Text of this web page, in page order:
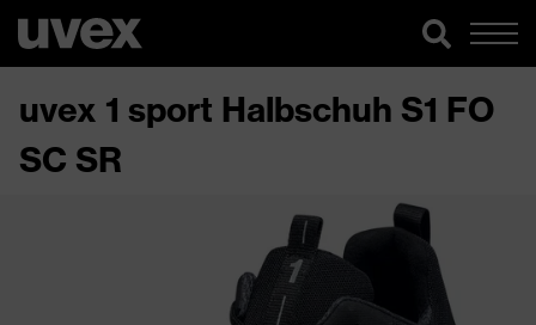
uvex 1 sport Halbschuh S1 FO
SC SR